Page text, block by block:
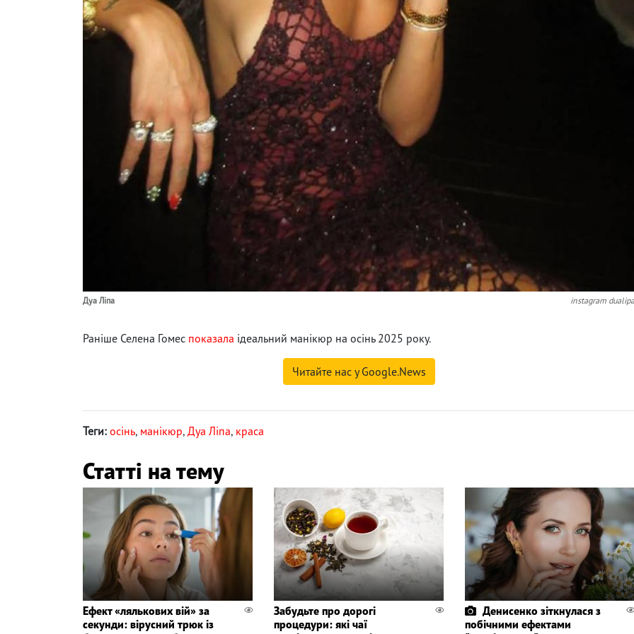
Дуа Ліпа instagram dualipa
Раніше Селена Гомес показала ідеальний манікюр на осінь 2025 року.
Читайте нас у Google.News
Теги: осінь, манікюр, Дуа Ліпа, краса
Статті на тему
Ефект «лялькових вій» за
секунди: вірусний трюк із
Забудьте про дорогі
процедури: які чаї
Денисенко зіткнулася з
побічними ефектами